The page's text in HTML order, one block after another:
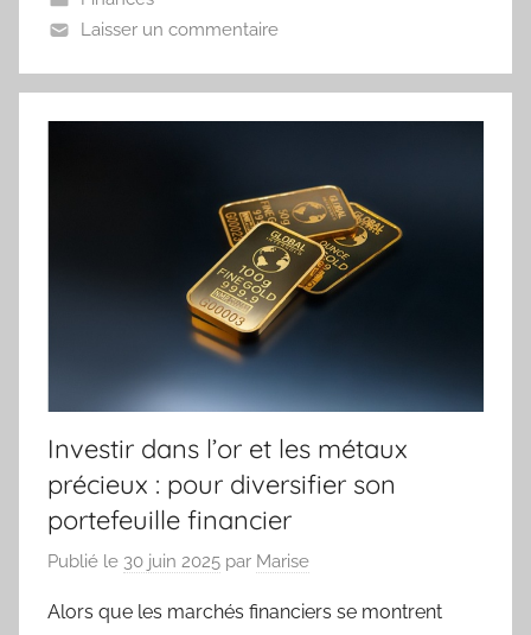
Laisser un commentaire
Investir dans l’or et les métaux
précieux : pour diversifier son
portefeuille financier
Publié le 30 juin 2025 par Marise
Alors que les marchés financiers se montrent